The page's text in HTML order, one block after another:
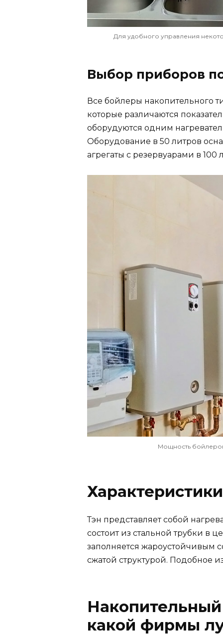
Для удобного управления
Выбор приборов
Все бойлеры накопительного
которые различаются
оборудуются одним
Оборудование в 50 литров
агрегаты с резервуарами в 100
Мощность
Тэн представляет собой
состоит из стальной трубки в
заполняется жароустойчивым
сжатой структурой. Подобное
какой фирмы